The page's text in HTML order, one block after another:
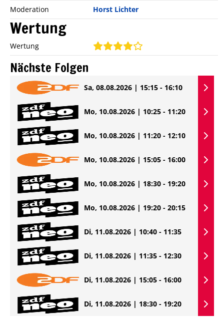
Moderation
Horst Lichter
Wertung
Wertung
Nächste Folgen
Sa, 08.08.2026 | 15:15 - 16:10
Mo, 10.08.2026 | 10:25 - 11:20
Mo, 10.08.2026 | 11:20 - 12:10
Mo, 10.08.2026 | 15:05 - 16:00
Mo, 10.08.2026 | 18:30 - 19:20
Mo, 10.08.2026 | 19:20 - 20:15
Di, 11.08.2026 | 10:40 - 11:35
Di, 11.08.2026 | 11:35 - 12:30
Di, 11.08.2026 | 15:05 - 16:00
Di, 11.08.2026 | 18:30 - 19:20